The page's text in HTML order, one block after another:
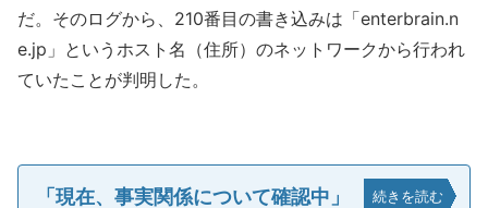
だ。そのログから、210番目の書き込みは「enterbrain.n
e.jp」というホスト名（住所）のネットワークから行われ
ていたことが判明した。
「現在、事実関係について確認中」 続きを読む